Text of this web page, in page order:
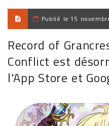
Publié le 15
Record of
Conflict est
l'App Store et